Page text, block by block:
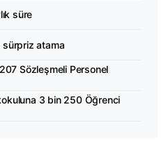
süre
sürpriz atama
Sözleşmeli Personel
3 bin 250 Öğrenci